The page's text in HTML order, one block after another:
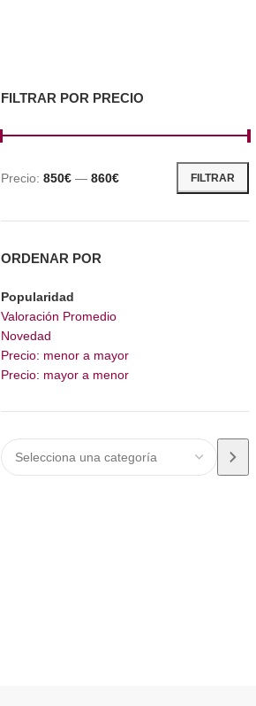
FILTRAR POR PRECIO
FILTRAR
Precio: 850€— 860€
ORDENAR POR
Popularidad
Valoración Promedio
Novedad
Precio: menor a mayor
Precio: mayor a menor